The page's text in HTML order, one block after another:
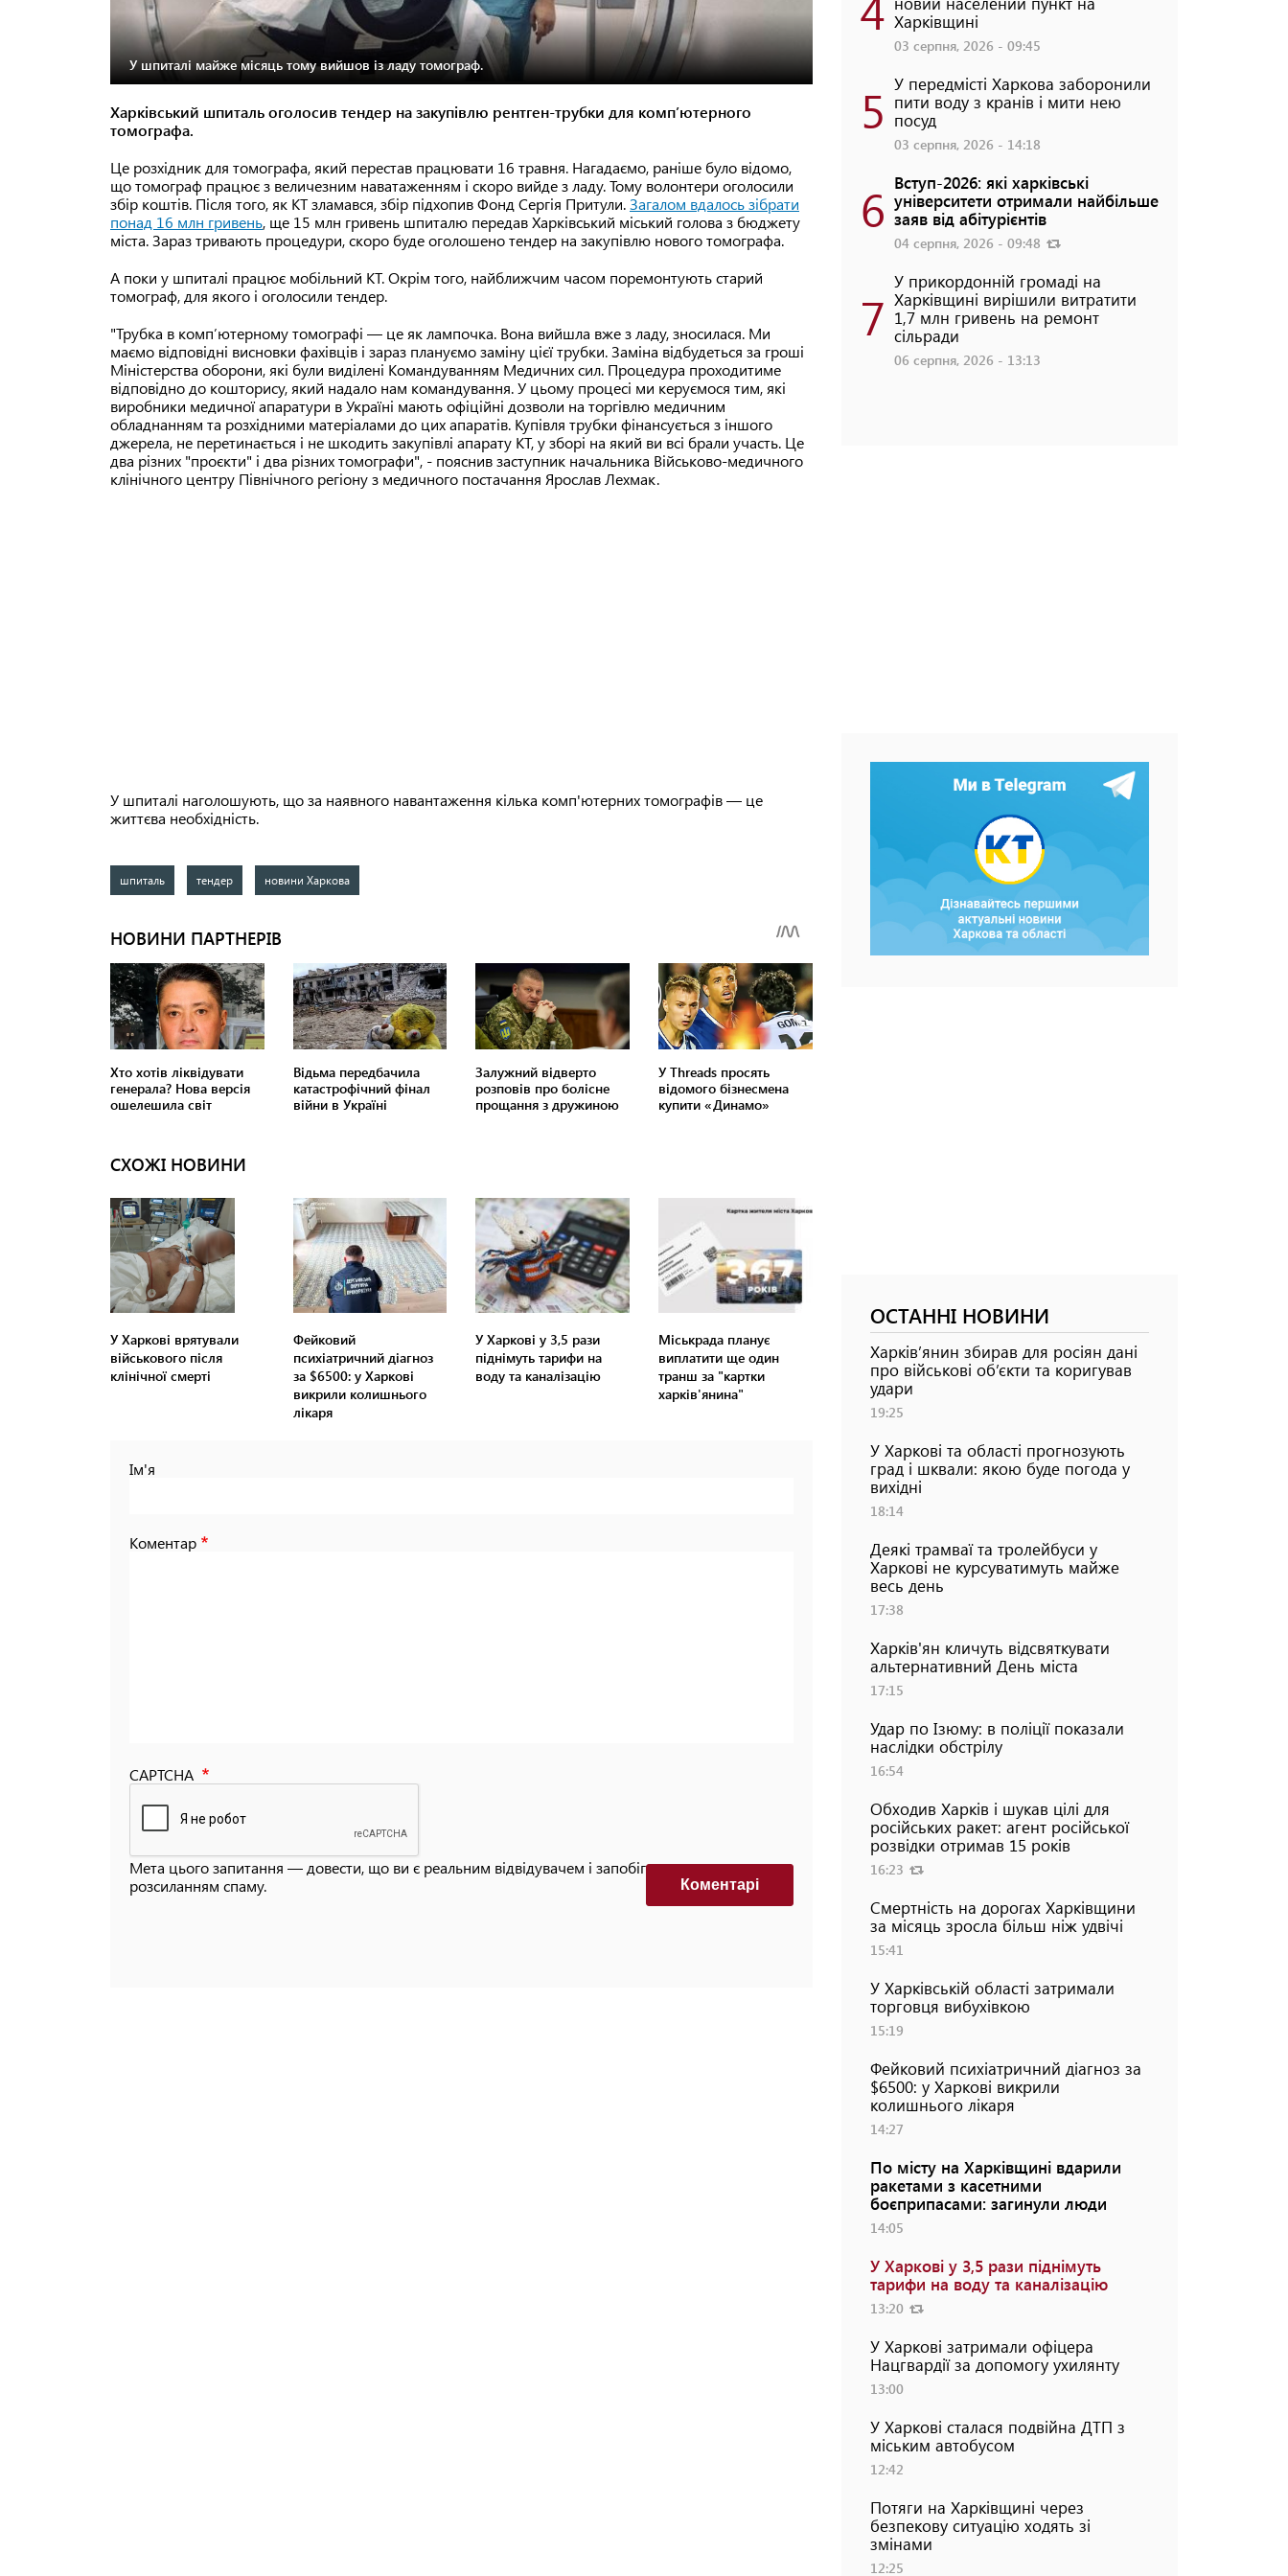
У шпиталі майже місяць тому вийшов із ладу томограф.
Харківський шпиталь оголосив тендер на закупівлю рентген-трубки для компʼютерного
томографа.
Це розхідник для томографа, який перестав працювати 16 травня. Нагадаємо, раніше було відомо,
що томограф працює з величезним наватаженням і скоро вийде з ладу. Тому волонтери оголосили
збір коштів. Після того, як КТ зламався, збір підхопив Фонд Сергія Притули.Загалом вдалось зібрати
понад 16 млн гривень, ще 15 млн гривень шпиталю передав Харківський міський голова з бюджету
міста. Зараз тривають процедури, скоро буде оголошено тендер на закупівлю нового томографа.
А поки у шпиталі працює мобільний КТ. Окрім того, найближчим часом поремонтують старий
томограф, для якого і оголосили тендер.
"Трубка в компʼютерному томографі — це як лампочка. Вона вийшла вже з ладу, зносилася. Ми
маємо відповідні висновки фахівців і зараз плануємо заміну цієї трубки. Заміна відбудеться за гроші
Міністерства оборони, які були виділені Командуванням Медичних сил. Процедура проходитиме
відповідно до кошторису, який надало нам командування. У цьому процесі ми керуємося тим, які
виробники медичної апаратури в Україні мають офіційні дозволи на торгівлю медичним
обладнанням та розхідними матеріалами до цих апаратів. Купівля трубки фінансується з іншого
джерела, не перетинається і не шкодить закупівлі апарату КТ, у зборі на який ви всі брали участь. Це
два різних "проєкти" і два різних томографи", - пояснив заступник начальника Військово-медичного
клінічного центру Північного регіону з медичного постачання Ярослав Лехмак.
У шпиталі наголошують, що за наявного навантаження кілька комп'ютерних томографів — це
життєва необхідність.
шпиталь тендер новини Харкова
СХОЖІ НОВИНИ
У Харкові врятували
військового після
клінічної смерті
Фейковий
психіатричний діагноз
за $6500: у Харкові
викрили колишнього
лікаря
У Харкові у 3,5 рази
піднімуть тарифи на
воду та каналізацію
Міськрада планує
виплатити ще один
транш за "картки
харків'янина"
Ім'я
Коментар
CAPTCHA
Мета цього запитання — довести, що ви є реальним відвідувачем і запобігти автоматизованим
розсиланням спаму.
Коментарi
Харківщині
03 серпня, 2026 - 09:45
5 У передмісті Харкова заборонили
пити воду з кранів і мити нею
посуд
03 серпня, 2026 - 14:18
6 Вступ-2026: які харківські
університети отримали найбільше
заяв від абітурієнтів
04 серпня, 2026 - 09:48
7
У прикордонній громаді на
Харківщині вирішили витратити
1,7 млн гривень на ремонт
сільради
06 серпня, 2026 - 13:13
ОСТАННІ НОВИНИ
Харків’янин збирав для росіян дані
про військові об’єкти та коригував
удари
19:25
У Харкові та області прогнозують
град і шквали: якою буде погода у
вихідні
18:14
Деякі трамваї та тролейбуси у
Харкові не курсуватимуть майже
весь день
17:38
Харків'ян кличуть відсвяткувати
альтернативний День міста
17:15
Удар по Ізюму: в поліції показали
наслідки обстрілу
16:54
Обходив Харків і шукав цілі для
російських ракет: агент російської
розвідки отримав 15 років
16:23
Смертність на дорогах Харківщини
за місяць зросла більш ніж удвічі
15:41
У Харківській області затримали
торговця вибухівкою
15:19
Фейковий психіатричний діагноз за
$6500: у Харкові викрили
колишнього лікаря
14:27
По місту на Харківщині вдарили
ракетами з касетними
боєприпасами: загинули люди
14:05
У Харкові у 3,5 рази піднімуть
тарифи на воду та каналізацію
13:20
У Харкові затримали офіцера
Нацгвардії за допомогу ухилянту
13:00
У Харкові сталася подвійна ДТП з
міським автобусом
12:42
Потяги на Харківщині через
безпекову ситуацію ходять зі
змінами
12:25